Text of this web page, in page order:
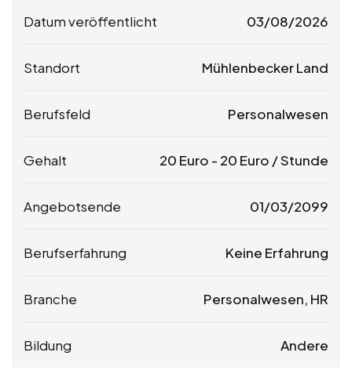
Datum veröffentlicht 03/08/2026
Standort Mühlenbecker Land
Berufsfeld Personalwesen
Gehalt 20 Euro - 20 Euro / Stunde
Angebotsende 01/03/2099
Berufserfahrung Keine Erfahrung
Branche Personalwesen, HR
Bildung Andere